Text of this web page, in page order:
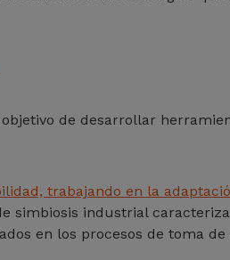
de desarrollar
trabajando en la
simbiosis industrial
en los procesos de toma de